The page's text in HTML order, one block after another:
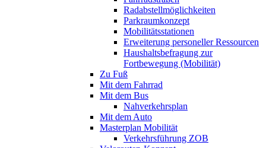
Radabstellmöglichkeiten
Parkraumkonzept
Mobilitätsstationen
Erweiterung personeller Ressourcen
Haushaltsbefragung zur
Fortbewegung (Mobilität)
Zu Fuß
Mit dem Fahrrad
Mit dem Bus
Nahverkehrsplan
Mit dem Auto
Masterplan Mobilität
Verkehrsführung ZOB